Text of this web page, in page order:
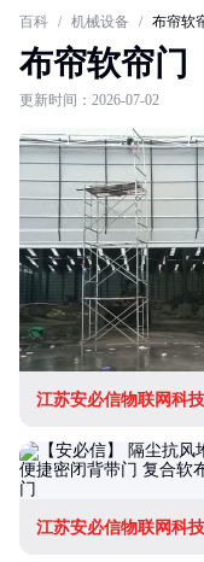
百科 / 机械设备 / 布帘软
布帘软帘门
更新时间：2026-07-02